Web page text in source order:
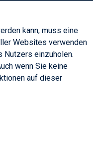
kann, muss eine
Websites verwenden
Nutzers einzuholen.
wenn Sie keine
auf dieser